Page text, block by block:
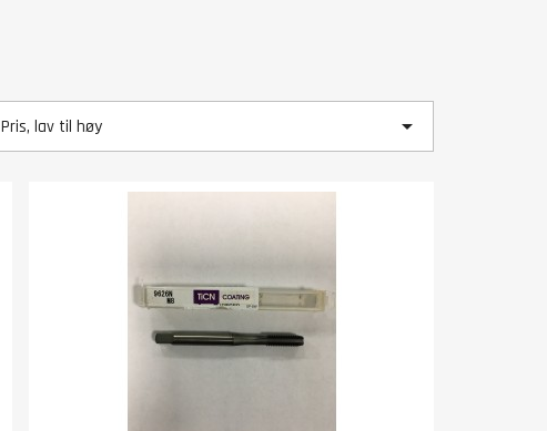
Pris, lav til høy 